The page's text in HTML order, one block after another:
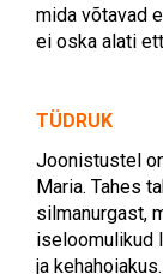
mida võtavad
ei oska alati
TÜDRUK
Joonistustel
Maria. Tahes
silmanurgast,
iseloomulikud
ja